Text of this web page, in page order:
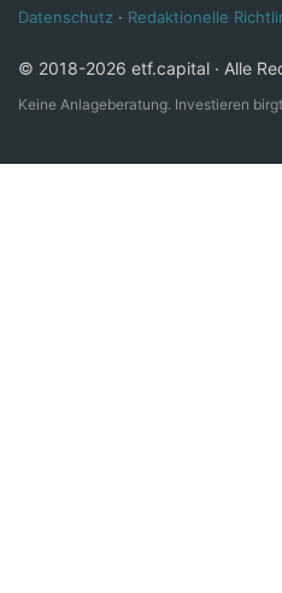
Datenschutz · Redaktionelle
© 2018-2026 etf.capital · Alle
Keine Anlageberatung. Investieren